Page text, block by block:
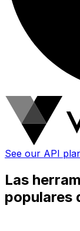
See our API
Las
populares